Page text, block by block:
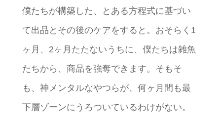
僕たちが構築した、とある方程式に基づい
て出品とその後のケアをすると。おそらく1
ヶ月、2ヶ月たたないうちに、僕たちは雑魚
たちから、商品を強奪できます。そもそ
も、神メンタルなやつらが、何ヶ月間も最
下層ゾーンにうろついているわけがない。